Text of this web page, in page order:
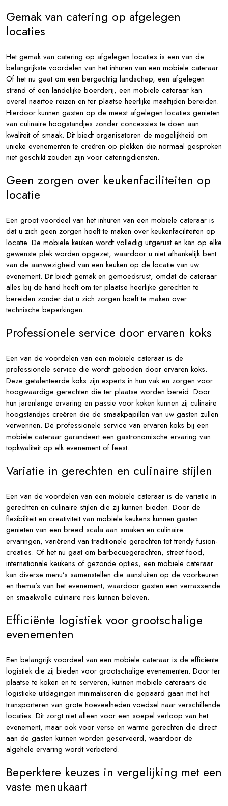
Gemak van catering op afgelegen
locaties
Het gemak van catering op afgelegen locaties is een van de
belangrijkste voordelen van het inhuren van een mobiele cateraar.
Of het nu gaat om een bergachtig landschap, een afgelegen
strand of een landelijke boerderij, een mobiele cateraar kan
overal naartoe reizen en ter plaatse heerlijke maaltijden bereiden.
Hierdoor kunnen gasten op de meest afgelegen locaties genieten
van culinaire hoogstandjes zonder concessies te doen aan
kwaliteit of smaak. Dit biedt organisatoren de mogelijkheid om
unieke evenementen te creëren op plekken die normaal gesproken
niet geschikt zouden zijn voor cateringdiensten.
Geen zorgen over keukenfaciliteiten op
locatie
Een groot voordeel van het inhuren van een mobiele cateraar is
dat u zich geen zorgen hoeft te maken over keukenfaciliteiten op
locatie. De mobiele keuken wordt volledig uitgerust en kan op elke
gewenste plek worden opgezet, waardoor u niet afhankelijk bent
van de aanwezigheid van een keuken op de locatie van uw
evenement. Dit biedt gemak en gemoedsrust, omdat de cateraar
alles bij de hand heeft om ter plaatse heerlijke gerechten te
bereiden zonder dat u zich zorgen hoeft te maken over
technische beperkingen.
Professionele service door ervaren koks
Een van de voordelen van een mobiele cateraar is de
professionele service die wordt geboden door ervaren koks.
Deze getalenteerde koks zijn experts in hun vak en zorgen voor
hoogwaardige gerechten die ter plaatse worden bereid. Door
hun jarenlange ervaring en passie voor koken kunnen zij culinaire
hoogstandjes creëren die de smaakpapillen van uw gasten zullen
verwennen. De professionele service van ervaren koks bij een
mobiele cateraar garandeert een gastronomische ervaring van
topkwaliteit op elk evenement of feest.
Variatie in gerechten en culinaire stijlen
Een van de voordelen van een mobiele cateraar is de variatie in
gerechten en culinaire stijlen die zij kunnen bieden. Door de
flexibiliteit en creativiteit van mobiele keukens kunnen gasten
genieten van een breed scala aan smaken en culinaire
ervaringen, variërend van traditionele gerechten tot trendy fusion-
creaties. Of het nu gaat om barbecuegerechten, street food,
internationale keukens of gezonde opties, een mobiele cateraar
kan diverse menu’s samenstellen die aansluiten op de voorkeuren
en thema’s van het evenement, waardoor gasten een verrassende
en smaakvolle culinaire reis kunnen beleven.
Efficiënte logistiek voor grootschalige
evenementen
Een belangrijk voordeel van een mobiele cateraar is de efficiënte
logistiek die zij bieden voor grootschalige evenementen. Door ter
plaatse te koken en te serveren, kunnen mobiele cateraars de
logistieke uitdagingen minimaliseren die gepaard gaan met het
transporteren van grote hoeveelheden voedsel naar verschillende
locaties. Dit zorgt niet alleen voor een soepel verloop van het
evenement, maar ook voor verse en warme gerechten die direct
aan de gasten kunnen worden geserveerd, waardoor de
algehele ervaring wordt verbeterd.
Beperktere keuzes in vergelijking met een
vaste menukaart